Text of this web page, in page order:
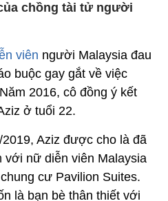
chồng tài tử người
viên người Malaysia đau
buộc gay gắt về việc
2016, cô đồng ý kết
ở tuổi 22.
Aziz được cho là đã
với nữ diễn viên Malaysia
cư Pavilion Suites.
là bạn bè thân thiết với